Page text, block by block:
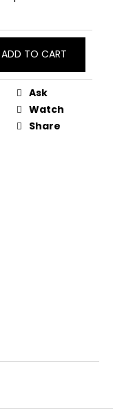
ADD TO CART
Ask
Watch
Share